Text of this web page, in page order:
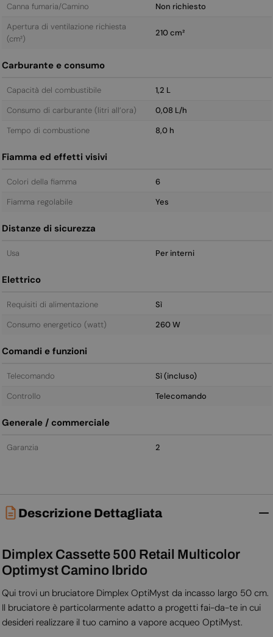
Canna fumaria/Camino
Non richiesto
Apertura di ventilazione richiesta
(cm²)
210 cm²
Carburante e consumo
Capacità del combustibile
1,2 L
Consumo di carburante (litri all’ora)
0,08 L/h
Tempo di combustione
8,0 h
Fiamma ed effetti visivi
Colori della fiamma
6
Fiamma regolabile
Yes
Distanze di sicurezza
Usa Per interni
Elettrico
Requisiti di alimentazione
Sì
Consumo energetico (watt)
260 W
Comandi e funzioni
Telecomando
Sì (incluso)
Controllo
Telecomando
Generale / commerciale
Garanzia 2
Descrizione Dettagliata
Dimplex Cassette 500 Retail Multicolor
Optimyst Camino Ibrido
Qui trovi un bruciatore Dimplex OptiMyst da incasso largo 50 cm.
Il bruciatore è particolarmente adatto a progetti fai-da-te in cui
desideri realizzare il tuo camino a vapore acqueo OptiMyst.